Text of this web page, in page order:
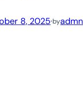
8, 2025·by